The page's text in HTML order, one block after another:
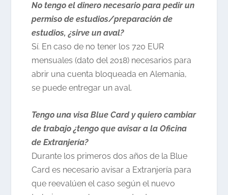
No tengo el dinero necesario para pedir un
permiso de estudios/preparación de
estudios, ¿sirve un aval?
Sí. En caso de no tener los 720 EUR
mensuales (dato del 2018) necesarios para
abrir una cuenta bloqueada en Alemania,
se puede entregar un aval.
Tengo una visa Blue Card y quiero cambiar
de trabajo ¿tengo que avisar a la Oficina
de Extranjería?
Durante los primeros dos años de la Blue
Card es necesario avisar a Extranjería para
que reevalúen el caso según el nuevo